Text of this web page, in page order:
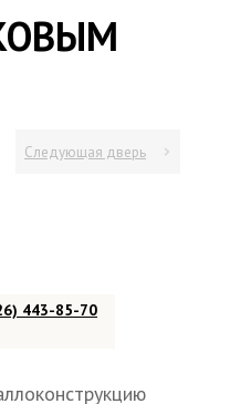
Следующая дверь
443-85-70